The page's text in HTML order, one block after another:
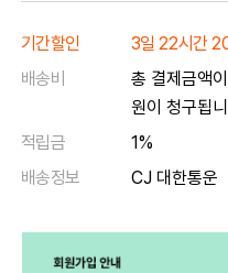
기간할인
3일 22시간
배송비
총 결제금액
원이 청구됩
적립금
1%
배송정보
CJ 대한통운